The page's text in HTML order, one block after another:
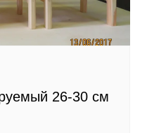
26-30 см